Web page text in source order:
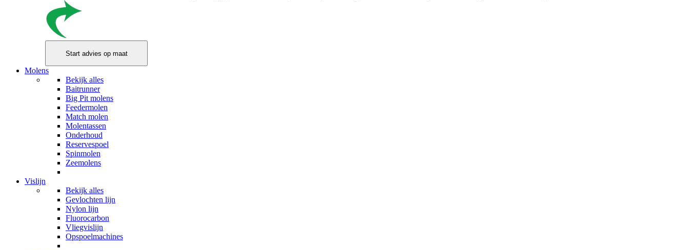
Molens
Bekijk alles
Baitrunner
Big Pit molens
Feedermolen
Match molen
Molentassen
Onderhoud
Reservespoel
Spinmolen
Zeemolens
Vislijn
Bekijk alles
Gevlochten lijn
Nylon lijn
Fluorocarbon
Vliegvislijn
Opspoelmachines